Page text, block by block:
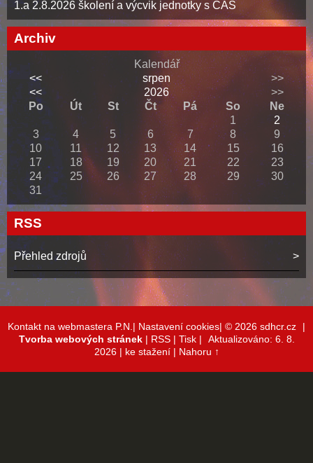
1.a 2.8.2026 školení a výcvik jednotky s CAS
Archiv
Kalendář
<<
srpen
>>
<<
2026
>>
Po
Út St Čt Pá So
Ne
1
2
3
4 5 6 7 8
9
10
11 12 13 14 15
16
17
18 19 20 21 22
23
24
25 26 27 28 29
30
31
RSS
Přehled zdrojů
Kontakt na webmastera P.N.| Nastavení cookies| © 2026 sdhcr.cz
|
Tvorba webových stránek| RSS| Tisk|
Aktualizováno: 6. 8.
2026 | ke stažení | Nahoru ↑